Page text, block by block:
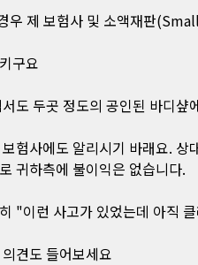
우 제 보험사 및 소액재판
구요
도 두곳 정도의 공인된 바디샾
험사에도 알리시기 바래요. 상
귀하측에 불이익은 없습니다.
"이런 사고가 있었는데 아직
견도 들어보세요